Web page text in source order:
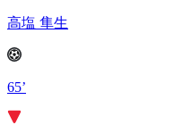
高塩 隼生
65’